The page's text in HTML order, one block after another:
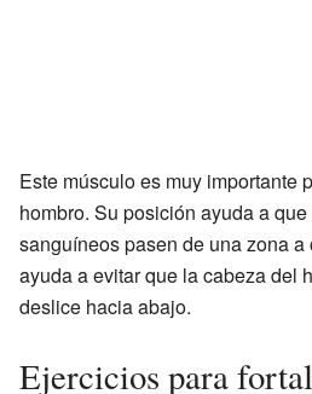
Este músculo es muy importante
hombro. Su posición ayuda a
sanguíneos pasen de una zona a
ayuda a evitar que la cabeza del
deslice hacia abajo.
Ejercicios para